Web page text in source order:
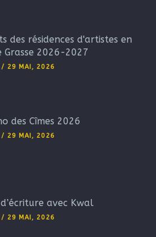
des résidences d'artistes en
Grasse 2026-2027
/ 29 MAI, 2026
des Cîmes 2026
/ 29 MAI, 2026
avec Kwal
/ 29 MAI, 2026